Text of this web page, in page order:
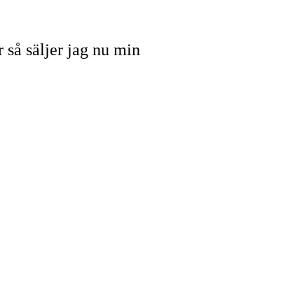
så säljer jag nu min